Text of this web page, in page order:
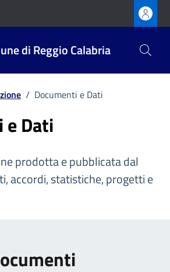
di Reggio Calabria
/ Documenti e Dati
e Dati
prodotta e pubblicata dal
accordi, statistiche, progetti e